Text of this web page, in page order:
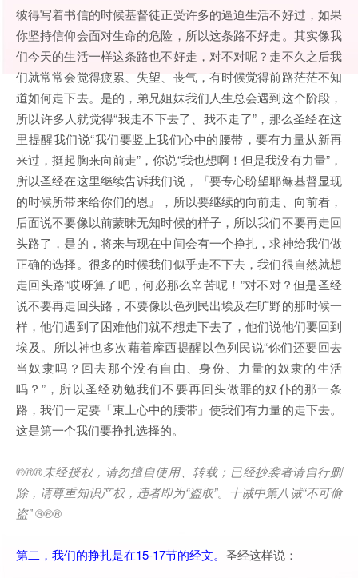
彼得写着书信的时候基督徒正受许多的逼迫生活不好过，如果
你坚持信仰会面对生命的危险，所以这条路不好走。其实像我
们今天的生活一样这条路也不好走，对不对呢？走不久之后我
们就常常会觉得疲累、失望、丧气，有时候觉得前路茫茫不知
道如何走下去。是的，弟兄姐妹我们人生总会遇到这个阶段，
所以许多人就觉得“我走不下去了、我不走了”，那么圣经在这
里提醒我们说“我们要竖上我们心中的腰带，要有力量从新再
来过，挺起胸来向前走”，你说“我也想啊！但是我没有力量”，
所以圣经在这里继续告诉我们说，『要专心盼望耶稣基督显现
的时候所带来给你们的恩』，所以要继续的向前走、向前看，
后面说不要像以前蒙昧无知时候的样子，所以我们不要再走回
头路了，是的，将来与现在中间会有一个挣扎，求神给我们做
正确的选择。很多的时候我们似乎走不下去，我们很自然就想
走回头路“哎呀算了吧，何必那么辛苦呢！”对不对？但是圣经
说不要再走回头路，不要像以色列民出埃及在旷野的那时候一
样，他们遇到了困难他们就不想走下去了，他们说他们要回到
埃及。所以神也多次藉着摩西提醒以色列民说“你们还要回去
当奴隶吗？回去那个没有自由、身份、力量的奴隶的生活
吗？”，所以圣经劝勉我们不要再回头做罪的奴仆的那一条
路，我们一定要「束上心中的腰带」使我们有力量的走下去。
这是第一个我们要挣扎选择的。
®®®未经授权，请勿擅自使用、转载；已经抄袭者请自行删
除，请尊重知识产权，违者即为“盗取”。十诫中第八诫“不可偷
盗” ®®®
第二，我们的挣扎是在15-17节的经文。 圣经这样说：